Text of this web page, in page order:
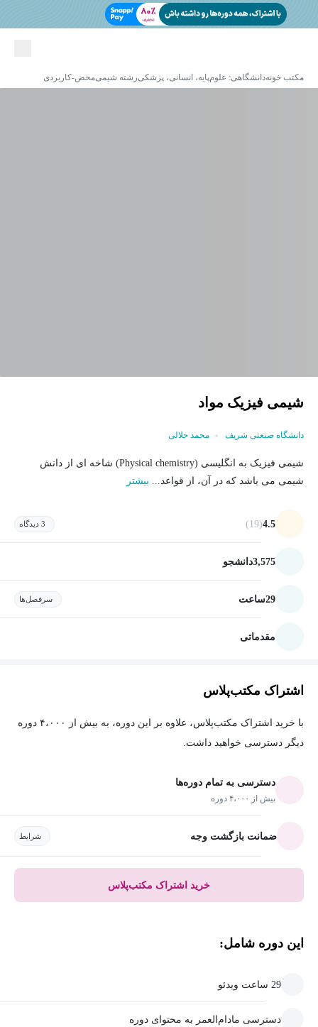
مکتب خونهدانشگاهی: علوم‌پایه، انسانی، پزشکیرشته شیمیمحض-کاربردی
شیمی فیزیک مواد
دانشگاه صنعتی شریف محمد حلالی
شیمی فیزیک به انگلیسی (Physical chemistry) شاخه ای از دانش
شیمی می باشد که در آن، از قواعد... بیشتر
4.5
(19) 3 دیدگاه
3,575دانشجو
29ساعت سرفصل‌ها
مقدماتی
اشتراک مکتب‌پلاس
با خرید اشتراک مکتب‌پلاس، علاوه بر این دوره، به بیش از ۴،۰۰۰ دوره
دیگر دسترسی خواهید داشت.
دسترسی به تمام دوره‌ها
بیش از ۴،۰۰۰ دوره
ضمانت بازگشت وجه شرایط
خرید اشتراک مکتب‌پلاس
این دوره شامل:
29 ساعت ویدئو
دسترسی مادام‌العمر به محتوای دوره